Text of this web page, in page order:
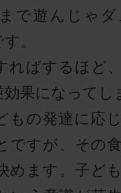
で遊んじゃ
。
ればするほど
果になってし
もの発達に応
ですが、その
めます。子ど